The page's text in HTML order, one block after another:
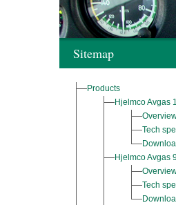
Sitemap
Products
Hjelmco Avgas
Tech
Hjelmco Avgas
Tech